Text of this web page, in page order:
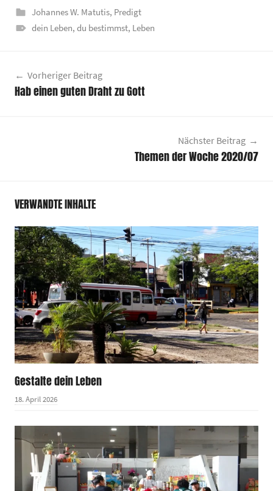
Johannes W. Matutis, Predigt
dein Leben, du bestimmst, Leben
Vorheriger Beitrag
Hab einen guten Draht zu Gott
Nächster Beitrag
Themen der Woche 2020/07
VERWANDTE INHALTE
Gestalte dein Leben
18. April 2026